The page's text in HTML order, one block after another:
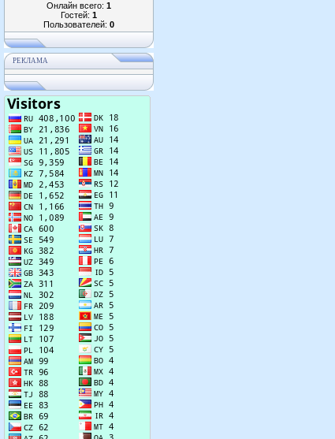
Онлайн всего: 1
Гостей: 1
Пользователей: 0
РЕКЛАМА